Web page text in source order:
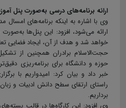
ارائه برنامه‌های درسی به‌صورت پنل
وی با اشاره به اینکه برنامه‌های
ارائه می‌شود، افزود: این پنل‌ها
خواهد شد و هدف از آن، ایجاد فضایی
حجت‌الاسلام برادران همچنین از
حوزه و دانشگاه برای برنامه‌ریزی
خبر داد و بیان کرد: امیدواریم با
راستای ارتقای سطح دانش ادبیات و
برداریم.
وی افزود: این کارگاه‌ها در قالب